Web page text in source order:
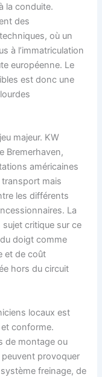
la conduite.
des
où un
à l’immatriculation
européenne. Le
est donc une
majeur. KW
Bremerhaven,
américaines
mais
les différents
La
critique sur ce
doigt comme
et de coût
hors du circuit
locaux est
et conforme.
de montage ou
peuvent provoquer
freinage, de